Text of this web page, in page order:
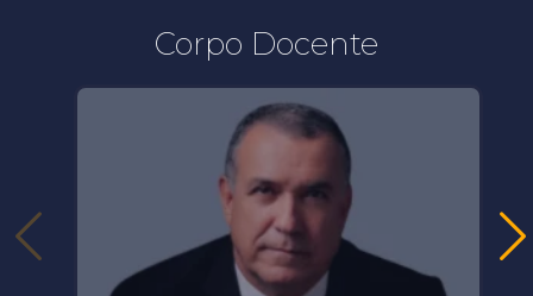
Corpo Docente